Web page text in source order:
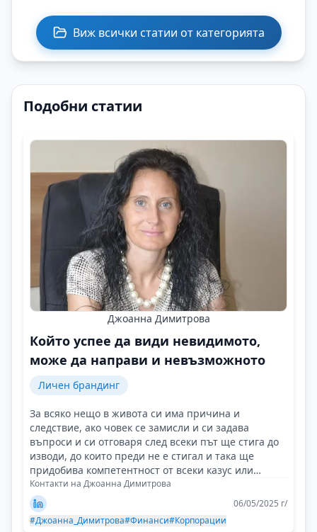
Виж всички статии от категорията
Подобни статии
Джоанна Димитрова
Който успее да види невидимото,
може да направи и невъзможното
Личен брандинг
За всяко нещо в живота си има причина и
следствие, ако човек се замисли и си задава
въпроси и си отговаря след всеки път ще стига до
изводи, до които преди не е стигал и така ще
придобива компетентност от всеки казус или
случай!
Контакти на Джоанна Димитрова
06/05/2025 г/
#Джоанна_Димитрова#Финанси#Корпорации